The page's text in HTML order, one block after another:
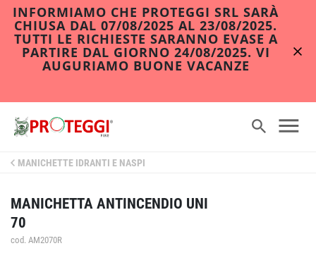
INFORMIAMO CHE PROTEGGI SRL SARÀ
CHIUSA DAL 07/08/2025 AL 23/08/2025.
TUTTI LE RICHIESTE SARANNO EVASE A
PARTIRE DAL GIORNO 24/08/2025. VI
AUGURIAMO BUONE VACANZE
MANICHETTE IDRANTI E NASPI
MANICHETTA ANTINCENDIO UNI
70
cod. AM2070R